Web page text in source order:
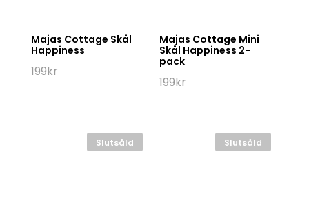
Majas Cottage Skål
Happiness
199kr
Majas Cottage Mini
Skål Happiness 2-
pack
199kr
Slutsåld Slutsåld